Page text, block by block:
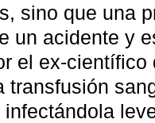
sino que una
un acidente y
el ex-científico
transfusión